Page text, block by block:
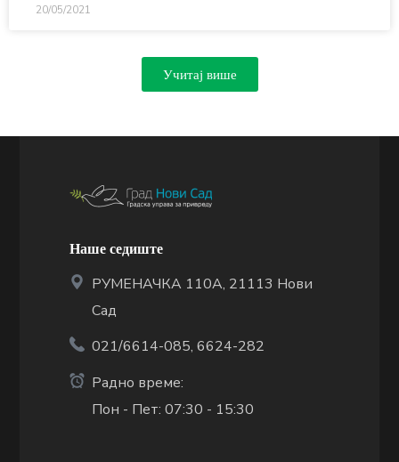
20/05/2021
Учитај више
Наше седиште
РУМЕНАЧКА 110А, 21113 Нови
Сад
021/6614-085, 6624-282
Радно време:
Пон - Пет: 07:30 - 15:30